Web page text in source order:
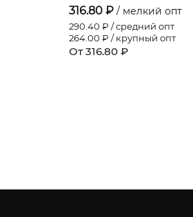
316.80 ₽ / мелкий опт
290.40 ₽ / средний опт
264.00 ₽ / крупный опт
От 316.80 ₽